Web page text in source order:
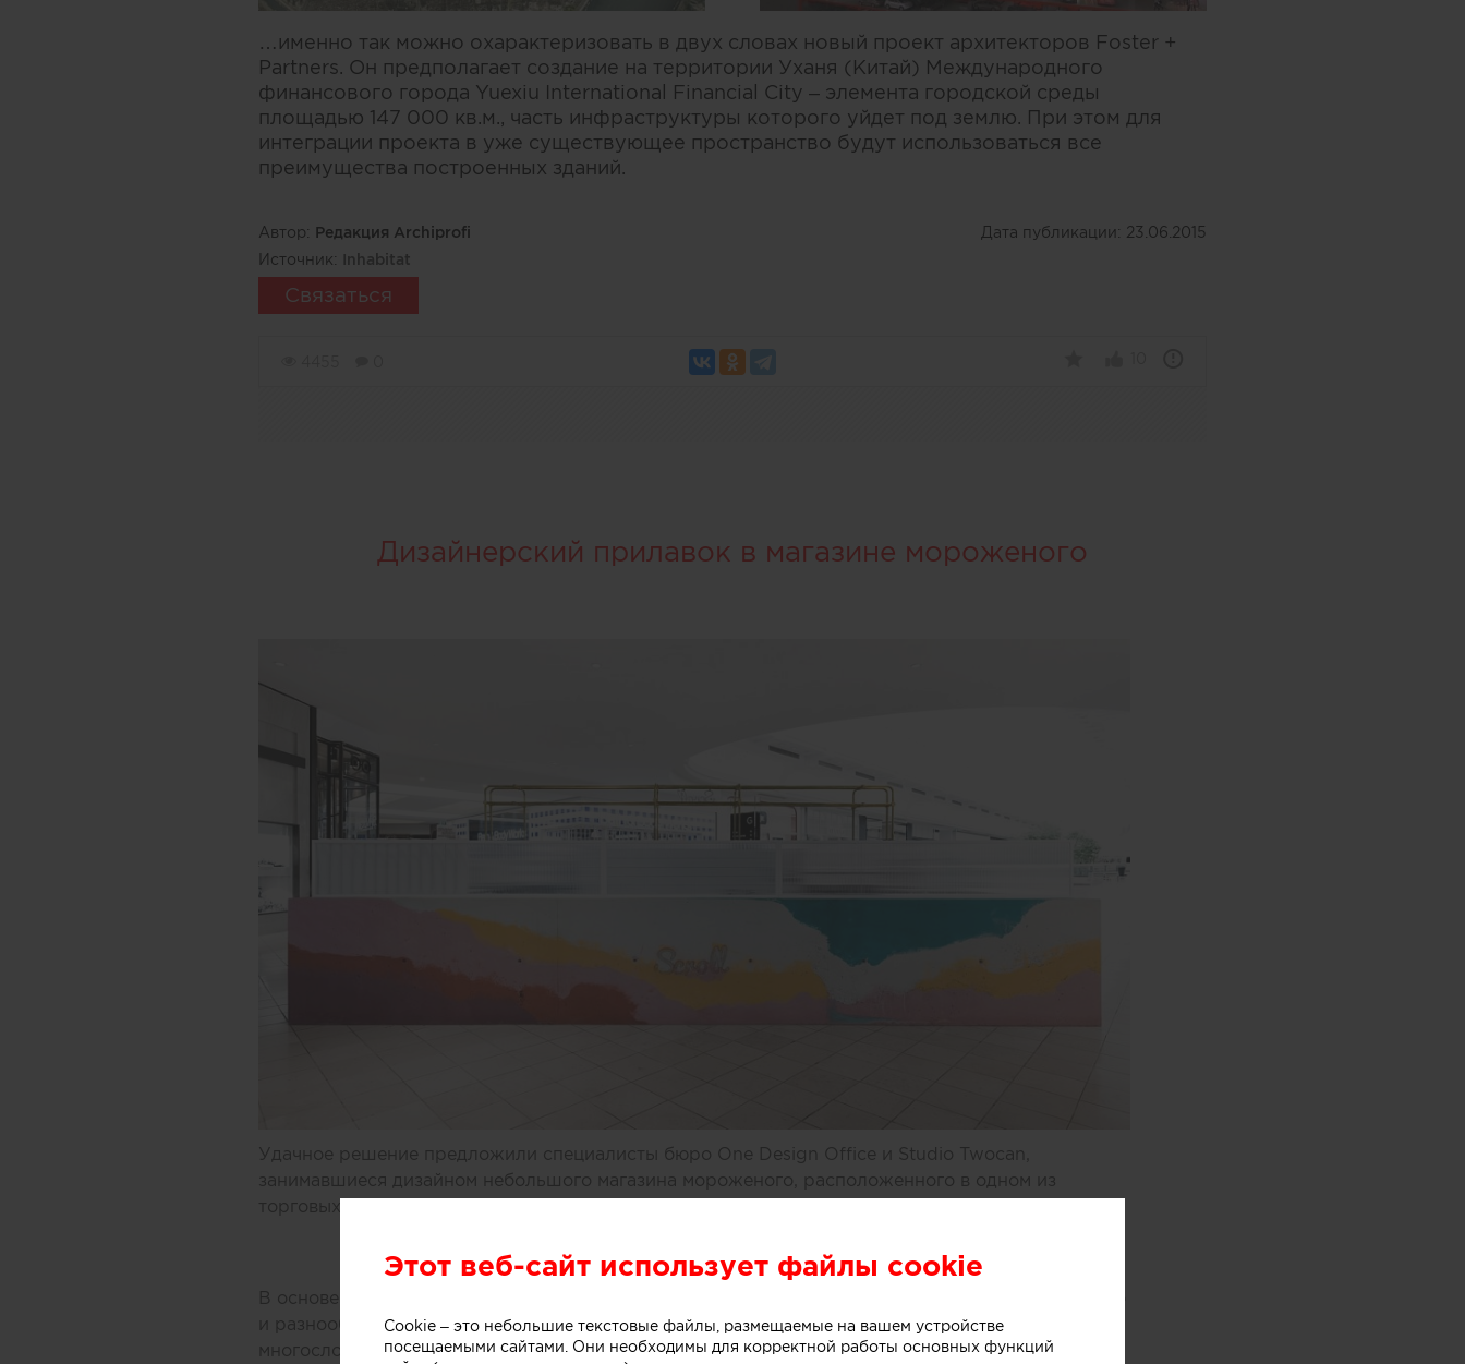
…именно так можно охарактеризовать в двух словах новый проект архитекторов Foster +
Partners. Он предполагает создание на территории Уханя (Китай) Международного
финансового города Yuexiu International Financial City – элемента городской среды
площадью 147 000 кв.м., часть инфраструктуры которого уйдет под землю. При этом для
интеграции проекта в уже существующее пространство будут использоваться все
преимущества построенных зданий.
Автор: Редакция Archiprofi Дата публикации: 23.06.2015
Источник: Inhabitat
Связаться
Дизайнерский прилавок в магазине мороженого
Удачное решение предложили специалисты бюро One Design Office и Studio Twocan,
занимавшиеся дизайном небольшого магазина мороженого, расположенного в одном из
торговых центров Мельбурна (Австралия).
В основе концепции массивной стойки лежит образ емкости с несколькими слоями мороженого
и разнообразных добавок. Технически замысел был реализован при помощи техники
многослойной заливки тонированного бетона. Логотип магазина мороженого был закреплен на
Этот веб-сайт использует файлы cookie
Cookie – это небольшие текстовые файлы, размещаемые на вашем устройстве
посещаемыми сайтами. Они необходимы для корректной работы основных функций